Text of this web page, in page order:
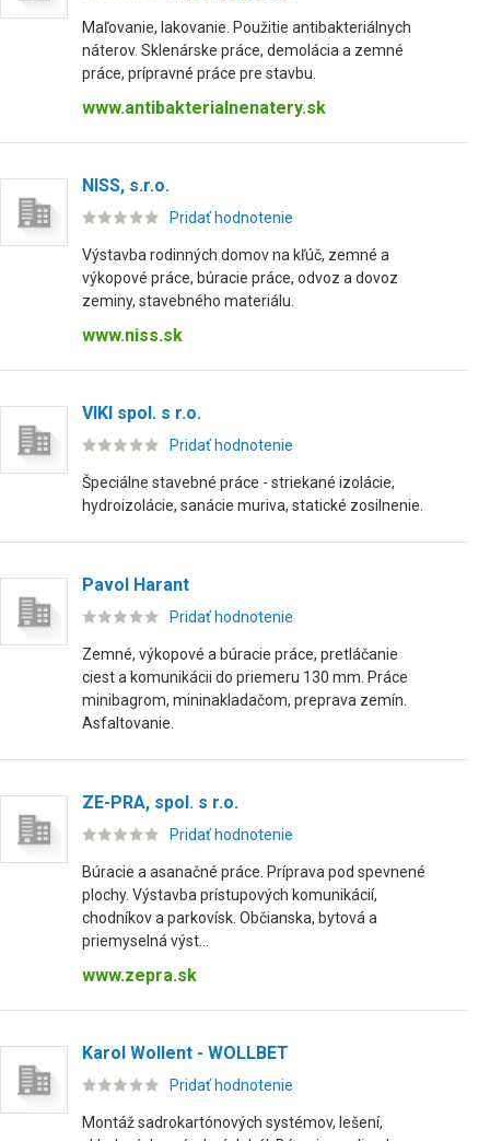
Maľovanie, lakovanie. Použitie antibakteriálnych
náterov. Sklenárske práce, demolácia a zemné
práce, prípravné práce pre stavbu.
www.antibakterialnenatery.sk
NISS, s.r.o.
Pridať hodnotenie
Výstavba rodinných domov na kľúč, zemné a
výkopové práce, búracie práce, odvoz a dovoz
zeminy, stavebného materiálu.
www.niss.sk
VIKI spol. s r.o.
Pridať hodnotenie
Špeciálne stavebné práce - striekané izolácie,
hydroizolácie, sanácie muriva, statické zosilnenie.
Pavol Harant
Pridať hodnotenie
Zemné, výkopové a búracie práce, pretláčanie
ciest a komunikácii do priemeru 130 mm. Práce
minibagrom, mininakladačom, preprava zemín.
Asfaltovanie.
ZE-PRA, spol. s r.o.
Pridať hodnotenie
Búracie a asanačné práce. Príprava pod spevnené
plochy. Výstavba prístupových komunikácií,
chodníkov a parkovísk. Občianska, bytová a
priemyselná výst...
www.zepra.sk
Karol Wollent - WOLLBET
Pridať hodnotenie
Montáž sadrokartónových systémov, lešení,